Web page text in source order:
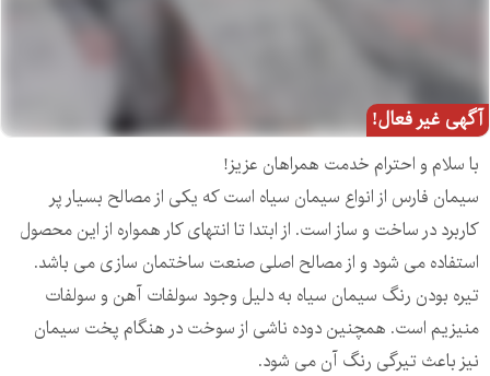
آگهی غیر فعال!
با سلام و احترام خدمت همراهان عزیز!
سیمان فارس از انواع سیمان سیاه است که یکی از مصالح بسیار پر
کاربرد در ساخت و ساز است. از ابتدا تا انتهای کار همواره از این محصول
استفاده می شود و از مصالح اصلی صنعت ساختمان سازی می باشد.
تیره بودن رنگ سیمان سیاه به دلیل وجود سولفات آهن و سولفات
منیزیم است. همچنین دوده ناشی از سوخت در هنگام پخت سیمان
نیز باعث تیرگی رنگ آن می شود.